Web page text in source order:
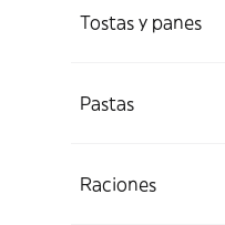
Tostas y panes
Pastas
Raciones